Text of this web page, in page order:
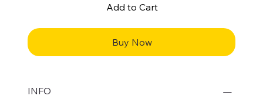
Add to Cart
Buy Now
INFO